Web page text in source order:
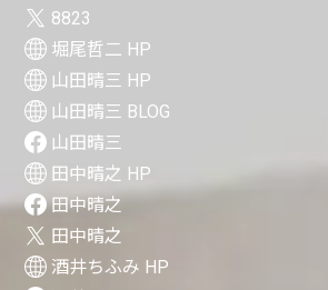
8823
堀尾哲二 HP
山田晴三 HP
山田晴三 BLOG
山田晴三
田中晴之 HP
田中晴之
田中晴之
酒井ちふみ HP